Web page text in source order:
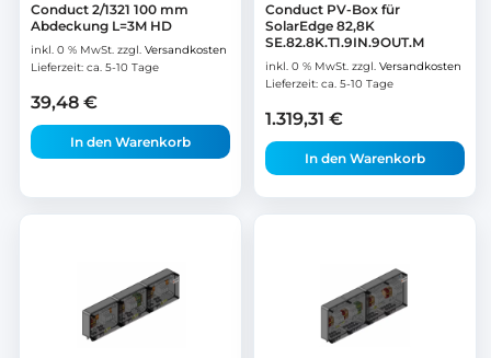
Conduct 2/1321 100 mm
Abdeckung L=3M HD
inkl. 0 % MwSt. zzgl. Versandkosten
Lieferzeit: ca. 5-10 Tage
39,48 €
In den Warenkorb
Conduct PV-Box für
SolarEdge 82,8K
SE.82.8K.T1.9IN.9OUT.M
inkl. 0 % MwSt. zzgl. Versandkosten
Lieferzeit: ca. 5-10 Tage
1.319,31 €
In den Warenkorb